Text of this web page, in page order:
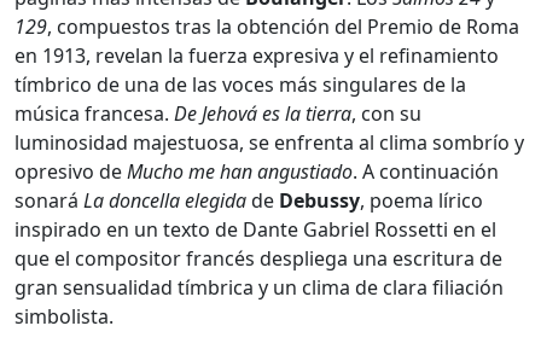
129, compuestos tras la obtención del Premio de Roma
en 1913, revelan la fuerza expresiva y el refinamiento
tímbrico de una de las voces más singulares de la
música francesa. De Jehová es la tierra, con su
luminosidad majestuosa, se enfrenta al clima sombrío y
opresivo deMucho me han angustiado. A continuación
sonará La doncella elegidade Debussy, poema lírico
inspirado en un texto de Dante Gabriel Rossetti en el
que el compositor francés despliega una escritura de
gran sensualidad tímbrica y un clima de clara filiación
simbolista.